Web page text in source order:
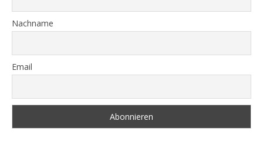
Nachname
Email